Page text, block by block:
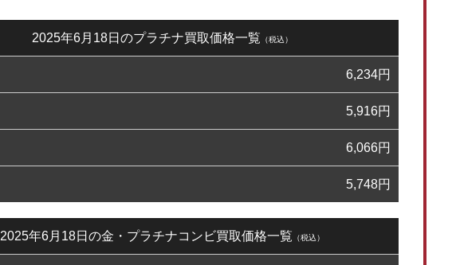
2025年6月18日のプラチナ買取価格一覧 （税込）
6,234円
5,916円
6,066円
5,748円
2025年6月18日の金・プラチナコンビ買取価格一覧 （税込）